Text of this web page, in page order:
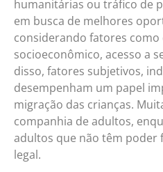
humanitárias ou tráfico de
em busca de melhores
considerando fatores
socioeconômico, acesso a
disso, fatores subjetivos,
desempenham um papel
migração das crianças.
companhia de adultos,
adultos que não têm poder
legal.